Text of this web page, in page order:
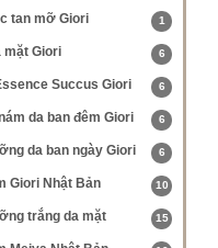
tan mỡ Giori 1
Giori 6
Succus Giori 6
da ban đêm Giori 6
da ban ngày Giori 6
Giori Nhật Bản 10
trắng da mặt 15